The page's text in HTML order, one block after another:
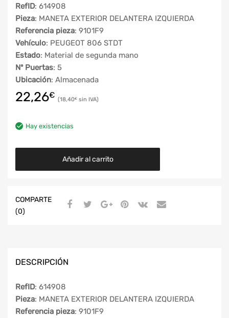
RefID: 614908
Pieza: MANETA EXTERIOR DELANTERA IZQUIERDA
Referencia pieza: 9101F9
Vehículo: PEUGEOT 806 STDT
Estado: Material de segunda mano
Nº Puertas: 5
Ubicación: Almacenada
22,26€ 18,40€
Hay existencias
Añadir al carrito
COMPARTE
(0)
DESCRIPCIÓN
RefID: 614908
Pieza: MANETA EXTERIOR DELANTERA IZQUIERDA
Referencia pieza: 9101F9